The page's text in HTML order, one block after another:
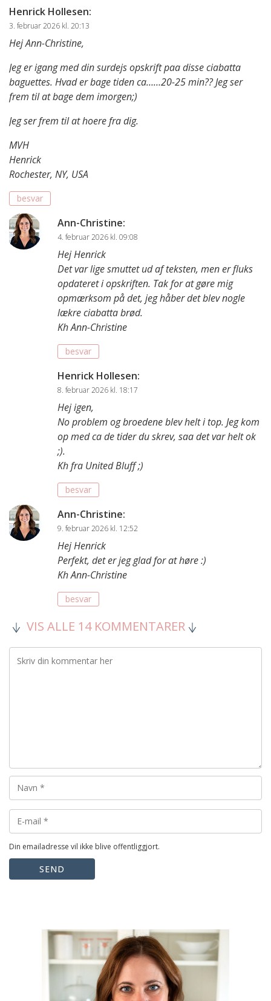
Henrick Hollesen:
3. februar 2026 kl. 20:13
Hej Ann-Christine,
Jeg er igang med din surdejs opskrift paa disse ciabatta
baguettes. Hvad er bage tiden ca……20-25 min?? Jeg ser
frem til at bage dem imorgen;)
Jeg ser frem til at hoere fra dig.
MVH
Henrick
Rochester, NY, USA
besvar
Ann-Christine:
4. februar 2026 kl. 09:08
Hej Henrick
Det var lige smuttet ud af teksten, men er fluks
opdateret i opskriften. Tak for at gøre mig
opmærksom på det, jeg håber det blev nogle
lækre ciabatta brød.
Kh Ann-Christine
besvar
Henrick Hollesen:
8. februar 2026 kl. 18:17
Hej igen,
No problem og broedene blev helt i top. Jeg kom
op med ca de tider du skrev, saa det var helt ok
;).
Kh fra United Bluff ;)
besvar
Ann-Christine:
9. februar 2026 kl. 12:52
Hej Henrick
Perfekt, det er jeg glad for at høre :)
Kh Ann-Christine
besvar
VIS ALLE 14 KOMMENTARER
Din emailadresse vil ikke blive offentliggjort.
SEND